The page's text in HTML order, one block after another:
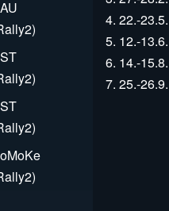
4. 22.-
5. 12.-
6. 14.-
7. 25.-